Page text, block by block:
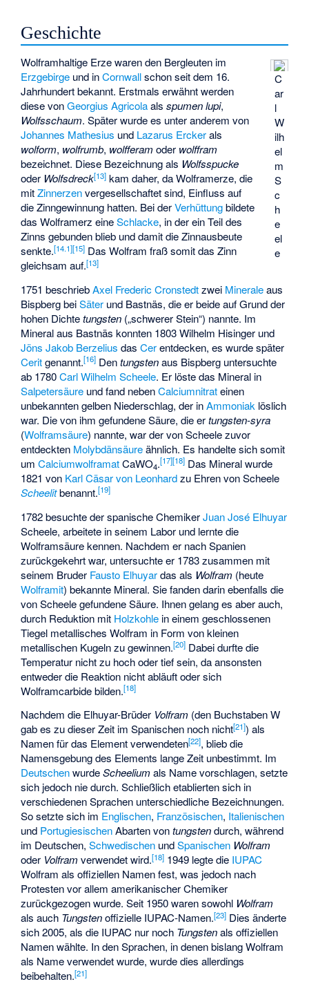
Geschichte
C
ar
l
W
ilh
el
m
S
c
h
e
el
e
Wolframhaltige Erze waren den Bergleuten im
Erzgebirge und inCornwallschon seit dem 16.
Jahrhundert bekannt. Erstmals erwähnt werden
diese vonGeorgius Agricolaalsspumen lupi,
Wolfsschaum. Später wurde es unter anderem von
Johannes Mathesius und Lazarus Erckerals
wolform, wolfrumb, wolfferam oder wolffram
bezeichnet. Diese Bezeichnung als Wolfsspucke
oder Wolfsdreck[13] kam daher, da Wolframerze, die
mitZinnerzenvergesellschaftet sind, Einfluss auf
die Zinngewinnung hatten. Bei derVerhüttungbildete
das Wolframerz eineSchlacke, in der ein Teil des
Zinns gebunden blieb und damit die Zinnausbeute
senkte.[14.1][15] Das Wolfram fraß somit das Zinn
gleichsam auf.[13]
1751 beschriebAxel Frederic Cronstedtzwei Mineraleaus
Bispberg beiSäter und Bastnäs, die er beide auf Grund der
hohen Dichtetungsten („schwerer Stein“) nannte. Im
Mineral aus Bastnäs konnten 1803Wilhelm Hisinger und
Jöns Jakob Berzelius dasCerentdecken, es wurde später
Ceritgenannt.[16] Dentungstenaus Bispberg untersuchte
ab 1780Carl Wilhelm Scheele. Er löste das Mineral in
Salpetersäure und fand nebenCalciumnitrateinen
unbekannten gelben Niederschlag, der inAmmoniak löslich
war. Die von ihm gefundene Säure, die ertungsten-syra
(Wolframsäure) nannte, war der von Scheele zuvor
entdeckten Molybdänsäureähnlich. Es handelte sich somit
umCalciumwolframatCaWO4.[17][18] Das Mineral wurde
1821 von Karl Cäsar von Leonhardzu Ehren von Scheele
Scheelitbenannt.[19]
1782 besuchte der spanische ChemikerJuan José Elhuyar
Scheele, arbeitete in seinem Labor und lernte die
Wolframsäure kennen. Nachdem er nach Spanien
zurückgekehrt war, untersuchte er 1783 zusammen mit
seinem Bruder Fausto Elhuyardas als Wolfram (heute
Wolframit) bekannte Mineral. Sie fanden darin ebenfalls die
von Scheele gefundene Säure. Ihnen gelang es aber auch,
durch Reduktion mit Holzkohle in einem geschlossenen
Tiegel metallisches Wolfram in Form von kleinen
metallischen Kugeln zu gewinnen.[20] Dabei durfte die
Temperatur nicht zu hoch oder tief sein, da ansonsten
entweder die Reaktion nicht abläuft oder sich
Wolframcarbide bilden.[18]
Nachdem die Elhuyar-Brüder Volfram (den Buchstaben W
gab es zu dieser Zeit im Spanischen noch nicht[21]) als
Namen für das Element verwendeten[22], blieb die
Namensgebung des Elements lange Zeit unbestimmt. Im
DeutschenwurdeScheelium als Name vorschlagen, setzte
sich jedoch nie durch. Schließlich etablierten sich in
verschiedenen Sprachen unterschiedliche Bezeichnungen.
So setzte sich im Englischen, Französischen, Italienischen
und PortugiesischenAbarten vontungstendurch, während
im Deutschen,Schwedischen undSpanischen Wolfram
oder Volfram verwendet wird.[18] 1949 legte die IUPAC
Wolfram als offiziellen Namen fest, was jedoch nach
Protesten vor allem amerikanischer Chemiker
zurückgezogen wurde. Seit 1950 waren sowohl Wolfram
als auch Tungstenoffizielle IUPAC-Namen.[23] Dies änderte
sich 2005, als die IUPAC nur noch Tungstenals offiziellen
Namen wählte. In den Sprachen, in denen bislang Wolfram
als Name verwendet wurde, wurde dies allerdings
beibehalten.[21]